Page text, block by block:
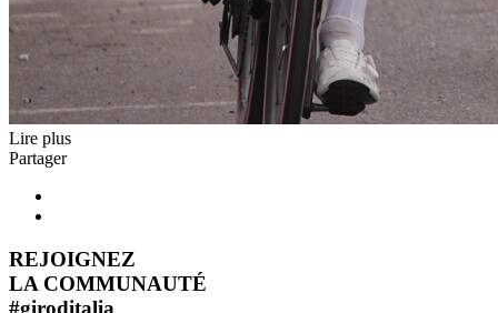
Lire plus
Partager
REJOIGNEZ
LA COMMUNAUTÉ
#giroditalia